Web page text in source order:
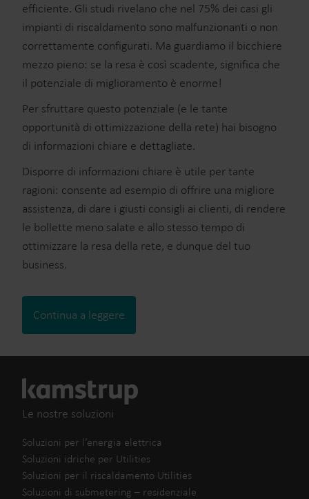
efficiente. Gli studi rivelano che nel 75% dei casi gli
impianti di riscaldamento sono malfunzionanti o non
correttamente configurati. Ma guardiamo il bicchiere
mezzo pieno: se la resa è così scadente, significa che
il potenziale di miglioramento è enorme!
Per sfruttare questo potenziale (e le tante
opportunità di ottimizzazione della rete) hai bisogno
di informazioni chiare e dettagliate.
Disporre di informazioni chiare è utile per tante
ragioni: consente ad esempio di offrire una migliore
assistenza, di dare i giusti consigli ai clienti, di rendere
le bollette meno salate e allo stesso tempo di
ottimizzare la resa della rete, e dunque del tuo
business.
Continua a leggere
Le nostre soluzioni
Soluzioni per l’energia elettrica
Soluzioni idriche per Utilities
Soluzioni per il riscaldamento Utilities
Soluzioni di submetering – residenziale